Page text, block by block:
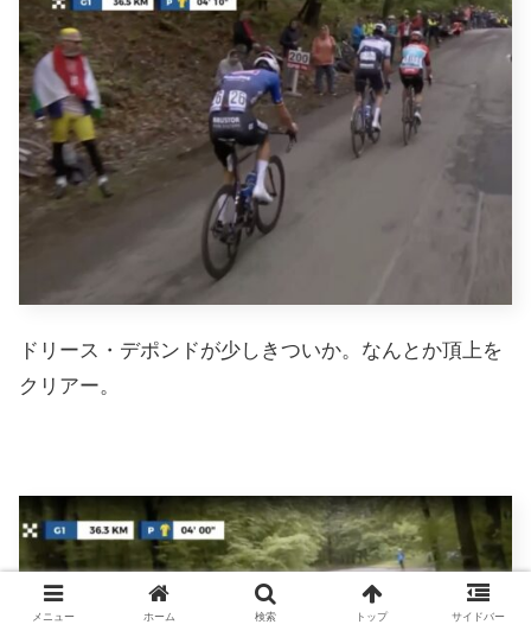
ドリース・デポンドが少しきついか。なんとか頂上を
クリアー。
メニュー ホーム 検索 トップ サイドバー